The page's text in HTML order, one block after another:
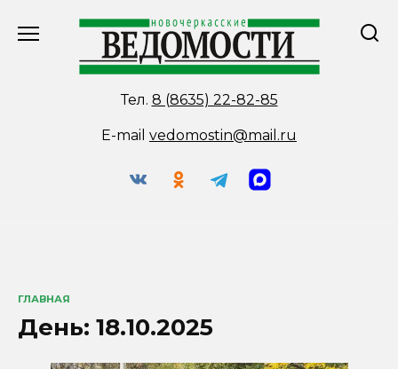
Тел. 8 (8635) 22-82-85
E-mail vedomostin@mail.ru
ГЛАВНАЯ
День: 18.10.2025